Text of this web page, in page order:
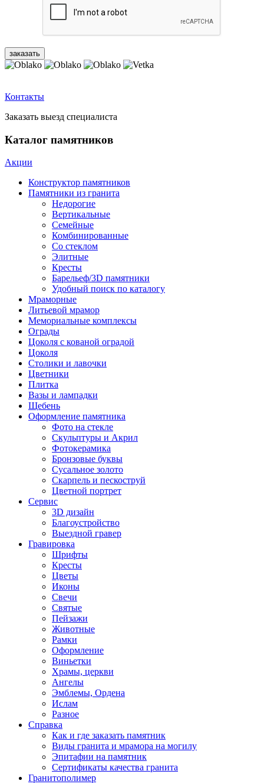
Контакты
Заказать выезд специалиста
Каталог памятников
Акции
Конструктор памятников
Памятники из гранита
Недорогие
Вертикальные
Семейные
Комбинированные
Со стеклом
Элитные
Кресты
Барельеф/3D памятники
Удобный поиск по каталогу
Мраморные
Литьевой мрамор
Мемориальные комплексы
Ограды
Цоколя с кованой оградой
Цоколя
Столики и лавочки
Цветники
Плитка
Вазы и лампадки
Щебень
Оформление памятника
Фото на стекле
Скульптуры и Акрил
Фотокерамика
Бронзовые буквы
Сусальное золото
Скарпель и пескоструй
Цветной портрет
Сервис
3D дизайн
Благоустройство
Выездной гравер
Гравировка
Шрифты
Кресты
Цветы
Иконы
Свечи
Святые
Пейзажи
Животные
Рамки
Оформление
Виньетки
Храмы, церкви
Ангелы
Эмблемы, Ордена
Ислам
Разное
Справка
Как и где заказать памятник
Виды гранита и мрамора на могилу
Эпитафии на памятник
Сертификаты качества гранита
Гранитополимер